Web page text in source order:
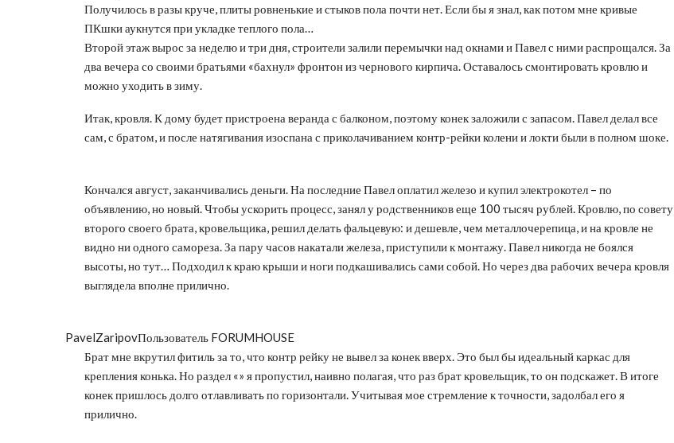
Получилось в разы круче, плиты ровненькие и стыков пола почти нет. Если бы я знал, как потом мне кривые
ПКшки аукнутся при укладке теплого пола…
Второй этаж вырос за неделю и три дня, строители залили перемычки над окнами и Павел с ними распрощался. За
два вечера со своими братьями «бахнул» фронтон из чернового кирпича. Оставалось смонтировать кровлю и
можно уходить в зиму.
Итак, кровля. К дому будет пристроена веранда с балконом, поэтому конек заложили с запасом. Павел делал все
сам, с братом, и после натягивания изоспана с приколачиванием контр-рейки колени и локти были в полном шоке.
Кончался август, заканчивались деньги. На последние Павел оплатил железо и купил электрокотел – по
объявлению, но новый. Чтобы ускорить процесс, занял у родственников еще 100 тысяч рублей. Кровлю, по совету
второго своего брата, кровельщика, решил делать фальцевую: и дешевле, чем металлочерепица, и на кровле не
видно ни одного самореза. За пару часов накатали железа, приступили к монтажу. Павел никогда не боялся
высоты, но тут… Подходил к краю крыши и ноги подкашивались сами собой. Но через два рабочих вечера кровля
выглядела вполне прилично.
PavelZaripovПользователь FORUMHOUSE
Брат мне вкрутил фитиль за то, что контр рейку не вывел за конек вверх. Это был бы идеальный каркас для
крепления конька. Но раздел «» я пропустил, наивно полагая, что раз брат кровельщик, то он подскажет. В итоге
конек пришлось долго отлавливать по горизонтали. Учитывая мое стремление к точности, задолбал его я
прилично.